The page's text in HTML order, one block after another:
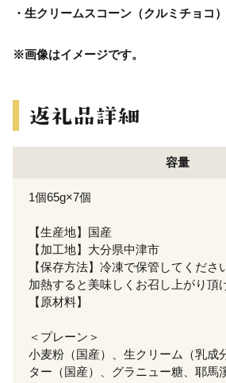
・生クリームスコーン（クルミチョコ）
※画像はイメージです。
容量
1個65g×7個
【生産地】国産
【加工地】大分県中津市
【保存方法】冷凍で保管してくださ
加熱すると美味しくお召し上がり頂
【原材料】
＜プレーン＞
小麦粉（国産）、生クリーム（乳成
ター（国産）、グラニュー糖、耶馬